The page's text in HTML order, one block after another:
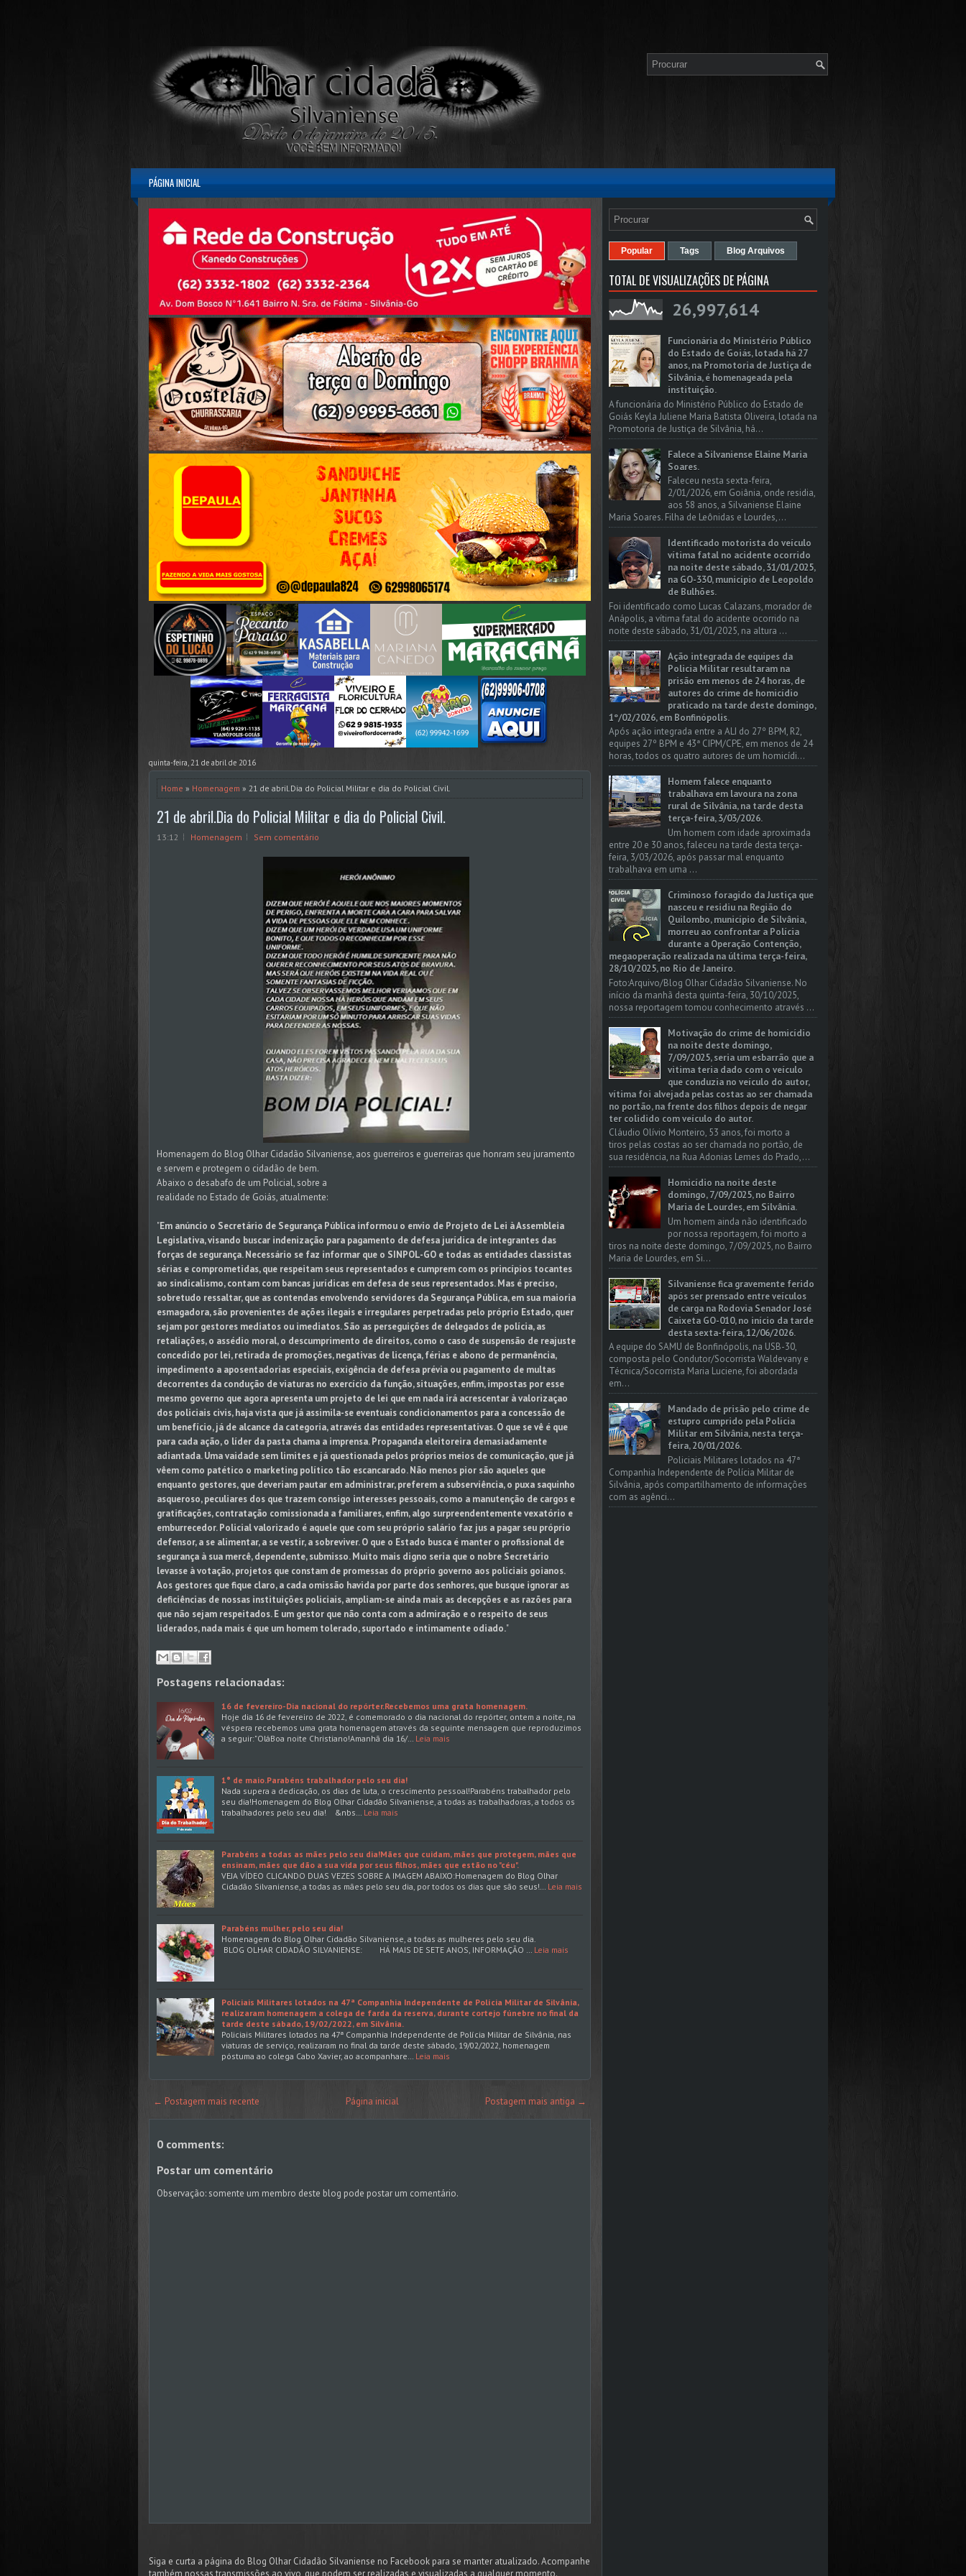
PÁGINA INICIAL
quinta-feira, 21 de abril de 2016
Home » Homenagem » 21 de abril.Dia do Policial Militar e dia do Policial Civil.
21 de abril.Dia do Policial Militar e dia do Policial Civil.
13:12 Homenagem Sem comentário
Homenagem do Blog Olhar Cidadão Silvaniense, aos guerreiros e guerreiras que honram seu juramento
e servem e protegem o cidadão de bem.
Abaixo o desabafo de um Policial, sobre a
realidade no Estado de Goiás, atualmente:
"Em anúncio o Secretário de Segurança Pública informou o envio de Projeto de Lei à Assembleia
Legislativa, visando buscar indenização para pagamento de defesa jurídica de integrantes das
forças de segurança. Necessário se faz informar que o SINPOL-GO e todas as entidades classistas
sérias e comprometidas, que respeitam seus representados e cumprem com os princípios tocantes
ao sindicalismo, contam com bancas jurídicas em defesa de seus representados. Mas é preciso,
sobretudo ressaltar, que as contendas envolvendo servidores da Segurança Pública, em sua maioria
esmagadora, são provenientes de ações ilegais e irregulares perpetradas pelo próprio Estado, quer
sejam por gestores mediatos ou imediatos. São as perseguições de delegados de polícia, as
retaliações, o assédio moral, o descumprimento de direitos, como o caso de suspensão de reajuste
concedido por lei, retirada de promoções, negativas de licença, férias e abono de permanência,
impedimento a aposentadorias especiais, exigência de defesa prévia ou pagamento de multas
decorrentes da condução de viaturas no exercício da função, situações, enfim, impostas por esse
mesmo governo que agora apresenta um projeto de lei que em nada irá acrescentar à valorizaçao
dos policiais civis, haja vista que já assimila-se eventuais condicionamentos para a concessão de
um benefício, já de alcance da categoria, através das entidades representativas. O que se vê é que
para cada ação, o líder da pasta chama a imprensa. Propaganda eleitoreira demasiadamente
adiantada. Uma vaidade sem limites e já questionada pelos próprios meios de comunicação, que já
vêem como patético o marketing político tão escancarado. Não menos pior são aqueles que
enquanto gestores, que deveriam pautar em administrar, preferem a subserviência, o puxa saquinho
asqueroso, peculiares dos que trazem consigo interesses pessoais, como a manutenção de cargos e
gratificações, contratação comissionada a familiares, enfim, algo surpreendentemente vexatório e
emburrecedor. Policial valorizado é aquele que com seu próprio salário faz jus a pagar seu próprio
defensor, a se alimentar, a se vestir, a sobreviver. O que o Estado busca é manter o profissional de
segurança à sua mercê, dependente, submisso. Muito mais digno seria que o nobre Secretário
levasse à votação, projetos que constam de promessas do próprio governo aos policiais goianos.
Aos gestores que fique claro, a cada omissão havida por parte dos senhores, que busque ignorar as
deficiências de nossas instituições policiais, ampliam-se ainda mais as decepções e as razões para
que não sejam respeitados. E um gestor que não conta com a admiração e o respeito de seus
liderados, nada mais é que um homem tolerado, suportado e intimamente odiado."
Postagens relacionadas:
16 de fevereiro-Dia nacional do repórter.Recebemos uma grata homenagem.
Hoje dia 16 de fevereiro de 2022, é comemorado o dia nacional do repórter, ontem a noite, na
véspera recebemos uma grata homenagem através da seguinte mensagem que reproduzimos
a seguir:"OláBoa noite Christiano!Amanhã dia 16/…
Leia mais
1° de maio.Parabéns trabalhador pelo seu dia!
Nada supera a dedicação, os dias de luta, o crescimento pessoal!Parabéns trabalhador pelo
seu dia!Homenagem do Blog Olhar Cidadão Silvaniense, a todas as trabalhadoras, a todos os
trabalhadores pelo seu dia! &nbs…
Leia mais
Parabéns a todas as mães pelo seu dia!Mães que cuidam, mães que protegem, mães que
ensinam, mães que dão a sua vida por seus filhos, mães que estão no "céu".
VEJA VÍDEO CLICANDO DUAS VEZES SOBRE A IMAGEM ABAIXO:Homenagem do Blog Olhar
Cidadão Silvaniense, a todas as mães pelo seu dia, por todos os dias que são seus!…
Leia mais
Parabéns mulher, pelo seu dia!
Homenagem do Blog Olhar Cidadão Silvaniense, a todas as mulheres pelo seu dia.
BLOG OLHAR CIDADÃO SILVANIENSE: HÁ MAIS DE SETE ANOS, INFORMAÇÃO …
Leia mais
Policiais Militares lotados na 47ª Companhia Independente de Polícia Militar de Silvânia,
realizaram homenagem a colega de farda da reserva, durante cortejo fúnebre no final da
tarde deste sábado, 19/02/2022, em Silvânia.
Policiais Militares lotados na 47ª Companhia Independente de Polícia Militar de Silvânia, nas
viaturas de serviço, realizaram no final da tarde deste sábado, 19/02/2022, homenagem
póstuma ao colega Cabo Xavier, ao acompanhare…
Leia mais
← Postagem mais recente Postagem mais antiga →
Página inicial
0 comments:
Postar um comentário
Observação: somente um membro deste blog pode postar um comentário.
Siga e curta a página do Blog Olhar Cidadão Silvaniense no Facebook para se manter atualizado. Acompanhe
também nossas transmissões ao vivo, que podem ser realizadas e visualizadas a qualquer momento.
Popular Tags Blog Arquivos
TOTAL DE VISUALIZAÇÕES DE PÁGINA
26,997,614
Funcionária do Ministério Público
do Estado de Goiás, lotada há 27
anos, na Promotoria de Justiça de
Silvânia, é homenageada pela
instituição.
A funcionária do Ministério Público do Estado de
Goiás Keyla Juliene Maria Batista Oliveira, lotada na
Promotoria de Justiça de Silvânia, há...
Falece a Silvaniense Elaine Maria
Soares.
Faleceu nesta sexta-feira,
2/01/2026, em Goiânia, onde residia,
aos 58 anos, a Silvaniense Elaine
Maria Soares. Filha de Leônidas e Lourdes,...
Identificado motorista do veículo
vítima fatal no acidente ocorrido
na noite deste sábado, 31/01/2025,
na GO-330, município de Leopoldo
de Bulhões.
Foi identificado como Lucas Calazans, morador de
Anápolis, a vítima fatal do acidente ocorrido na
noite deste sábado, 31/01/2025, na altura ...
Ação integrada de equipes da
Policia Militar resultaram na
prisão em menos de 24 horas, de
autores do crime de homicídio
praticado na tarde deste domingo,
1º/02/2026, em Bonfinópolis.
Após ação integrada entre a ALI do 27º BPM, R2,
equipes 27º BPM e 43ª CIPM/CPE, em menos de 24
horas, todos os quatro autores de um homicídi...
Homem falece enquanto
trabalhava em lavoura na zona
rural de Silvânia, na tarde desta
terça-feira, 3/03/2026.
Um homem com idade aproximada
entre 20 e 30 anos, faleceu na tarde desta terça-
feira, 3/03/2026, após passar mal enquanto
trabalhava em uma ...
Criminoso foragido da Justiça que
nasceu e residiu na Região do
Quilombo, município de Silvânia,
morreu ao confrontar a Polícia
durante a Operação Contenção,
megaoperação realizada na última terça-feira,
28/10/2025, no Rio de Janeiro.
Foto:Arquivo/Blog Olhar Cidadão Silvaniense. No
início da manhã desta quinta-feira, 30/10/2025,
nossa reportagem tomou conhecimento através ...
Motivação do crime de homicídio
na noite deste domingo,
7/09/2025, seria um esbarrão que a
vitima teria dado com o veículo
que conduzia no veículo do autor,
vítima foi alvejada pelas costas ao ser chamada
no portão, na frente dos filhos depois de negar
ter colidido com veículo do autor.
Cláudio Olívio Monteiro, 53 anos, foi morto a
tiros pelas costas ao ser chamada no portão, de
sua residência, na Rua Adonias Lemes do Prado,...
Homicídio na noite deste
domingo, 7/09/2025, no Bairro
Maria de Lourdes, em Silvânia.
Um homem ainda não identificado
por nossa reportagem, foi morto a
tiros na noite deste domingo, 7/09/2025, no Bairro
Maria de Lourdes, em Si...
Silvaniense fica gravemente ferido
após ser prensado entre veículos
de carga na Rodovia Senador José
Caixeta GO-010, no início da tarde
desta sexta-feira, 12/06/2026.
A equipe do SAMU de Bonfinópolis, na USB-30,
composta pelo Condutor/Socorrista Waldevany e
Técnica/Socorrista Maria Luciene, foi abordada
em...
Mandado de prisão pelo crime de
estupro cumprido pela Polícia
Militar em Silvânia, nesta terça-
feira, 20/01/2026.
Policiais Militares lotados na 47ª
Companhia Independente de Polícia Militar de
Silvânia, após compartilhamento de informações
com as agênci...